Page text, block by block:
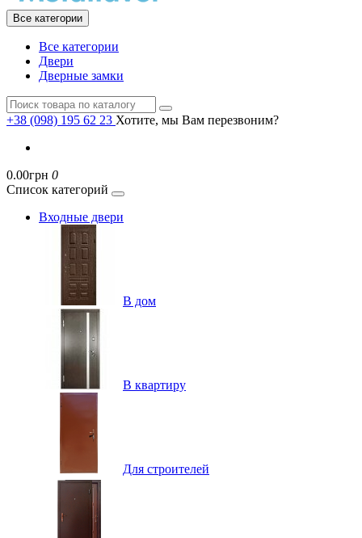
Все категории
Все категории
Двери
Дверные замки
+38 (098) 195 62 23 Хотите, мы Вам перезвоним?
0.00грн 0
Список категорий
Входные двери
В дом
В квартиру
Для строителей